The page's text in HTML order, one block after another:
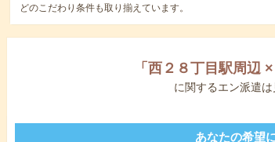
どのこだわり条件も取り揃えています。
「 西２８丁目駅周辺 ×
に関するエン派遣は
あなたの希望